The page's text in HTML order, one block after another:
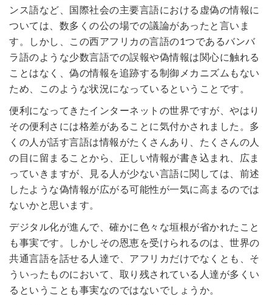
ンス語など、国際社会の主要言語における虚偽の情報に
ついては、数多くの公の場での議論があったと言いま
す。しかし、この西アフリカの言語の1つであるバンバ
ラ語のような少数言語での誤報や偽情報は関心に触れる
ことはなく、偽の情報を追跡する制御メカニズムもない
ため、このような状況になっているということです。
便利になってきたインターネットの世界ですが、やはり
その便利さには格差があることに気付かされました。多
くの人が話す言語は情報がたくさんあり、たくさんの人
の目に留まることから、正しい情報が書き込まれ、広ま
っていきますが、見る人が少ない言語に関しては、前述
したような偽情報が広がる可能性が一気に高まるのでは
ないかと思います。
デジタル化が進んで、確かに色々な垣根が省かれたこと
も事実です。しかしその恩恵を受けられるのは、世界の
共通言語を話せる人達で、アフリカだけでなくとも、そ
ういったものにおいて、取り残されている人達が多くい
るということも事実なのではないでしょうか。